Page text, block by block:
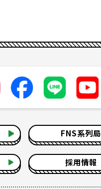
FNS系列局
採用情報